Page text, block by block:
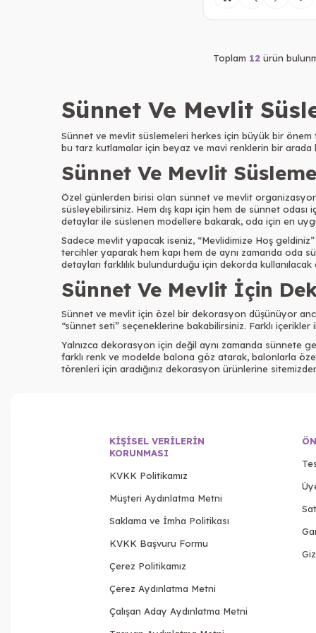
Toplam 12 ürün
Sünnet Ve Mevlit
Sünnet ve mevlit süslemeleri herkes için büyük bir önem
bu tarz kutlamalar için beyaz ve mavi renklerin bir
Sünnet Ve Mevlit
Özel günlerden birisi olan sünnet ve mevlit
süsleyebilirsiniz. Hem dış kapı için hem de sünnet
detaylar ile süslenen modellere bakarak, oda için en
Sadece mevlit yapacak iseniz, “Mevlidimize Hoş
tercihler yaparak hem kapı hem de aynı zamanda oda
detayları farklılık bulundurduğu için dekorda
Sünnet Ve Mevlit İçin
Sünnet ve mevlit için özel bir dekorasyon düşünüyor
“sünnet seti” seçeneklerine bakabilirsiniz. Farklı
Yalnızca dekorasyon için değil aynı zamanda sünnete
farklı renk ve modelde balona göz atarak, balonlarla
törenleri için aradığınız dekorasyon ürünlerine
KIŞISEL VERILERIN
KORUNMASI
KVKK Politikamız
Müşteri Aydınlatma Metni
Saklama ve İmha Politikası
KVKK Başvuru Formu
Çerez Politikamız
Çerez Aydınlatma Metni
Çalışan Aday Aydınlatma Metni